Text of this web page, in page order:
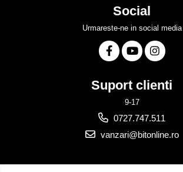
Social
Urmareste-ne in social media
Suport clienti
9-17
0727.747.511
vanzari@bitonline.ro